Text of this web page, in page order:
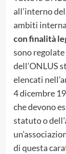
all’interno
ambiti
con finalità
sono
dell’ONLUS
elencati
4 dicembre
che devono
statuto o
di questa